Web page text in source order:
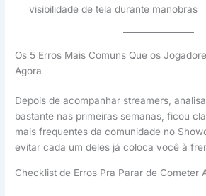
visibilidade de tela durante manobras
Os 5 Erros Mais Comuns Que os
Agora
Depois de acompanhar streamers,
bastante nas primeiras semanas, ficou
mais frequentes da comunidade no
evitar cada um deles já coloca você à
Checklist de Erros Pra Parar de Cometer